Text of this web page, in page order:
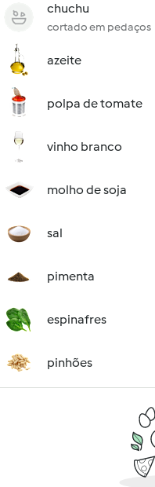
chuchu
cortado em pedaços
azeite
polpa de tomate
vinho branco
molho de soja
sal
pimenta
espinafres
pinhões